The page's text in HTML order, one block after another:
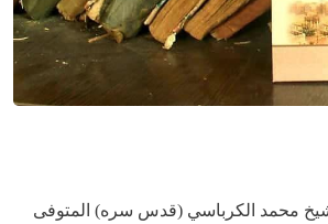
الشيخ محمد الكرباسي (قدس سره) المتوفى